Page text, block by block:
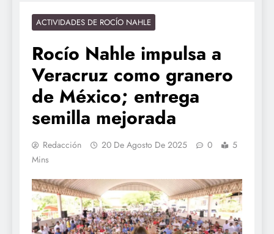
ACTIVIDADES DE ROCÍO NAHLE
Rocío Nahle impulsa a
Veracruz como granero
de México; entrega
semilla mejorada
Redacción 20 De Agosto De 2025 0
5
Mins